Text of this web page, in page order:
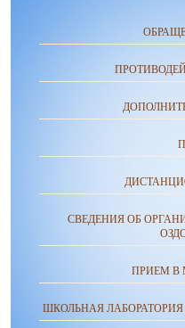
СВЕДЕНИЯ ОБ
ПРИЕМ В
ШКОЛЬНАЯ